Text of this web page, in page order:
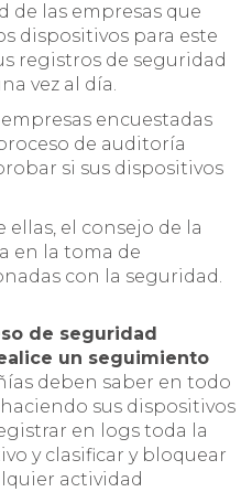
de las empresas que
dispositivos para este
registros de seguridad
vez al día.
empresas encuestadas
de auditoría
si sus dispositivos
ellas, el consejo de la
en la toma de
con la seguridad.
de seguridad
un seguimiento
deben saber en todo
sus dispositivos
en logs toda la
y clasificar y bloquear
actividad